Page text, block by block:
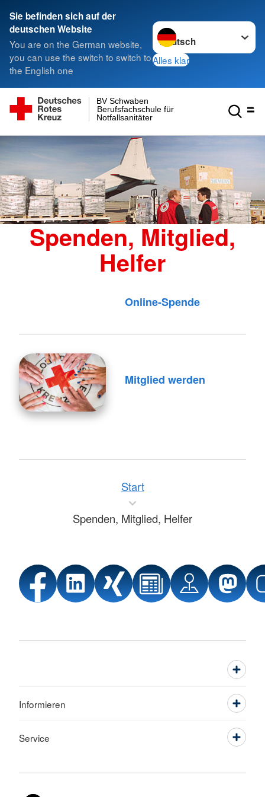
Sie befinden sich auf der
deutschen Website
You are on the German website,
you can use the switch to switch to
the English one
Sprache wechseln zu
Alles klar
Notfallsanitäter
Berufsfachschule für
BV Schwaben
Spenden, Mitglied,
Helfer
Online-Spende
Mitglied werden
Start
Spenden, Mitglied, Helfer
Informieren
Service
Sprache wechseln zu